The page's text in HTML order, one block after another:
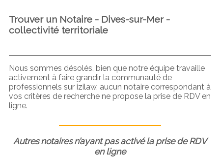
Trouver un Notaire - Dives-sur-Mer -
collectivité territoriale
Nous sommes désolés, bien que notre équipe travaille
activement à faire grandir la communauté de
professionnels sur izilaw, aucun notaire correspondant à
vos critères de recherche ne propose la prise de RDV en
ligne.
Autres notaires n’ayant pas activé la prise de RDV
en ligne